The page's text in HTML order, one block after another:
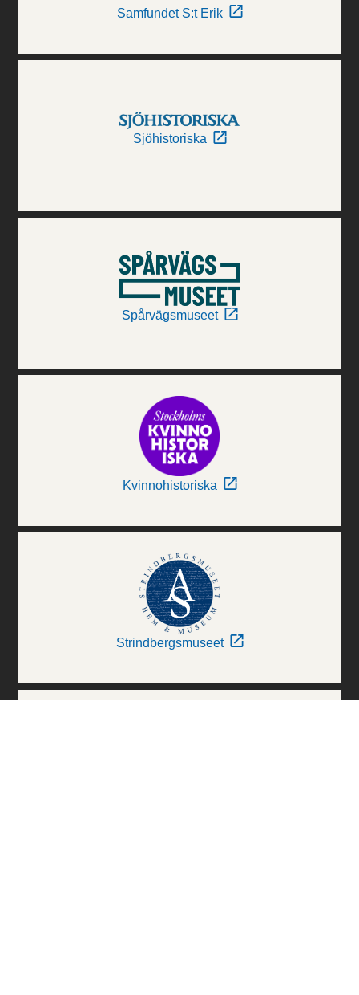
Samfundet S:t Erik
Sjöhistoriska
Spårvägsmuseet
Kvinnohistoriska
Strindbergsmuseet